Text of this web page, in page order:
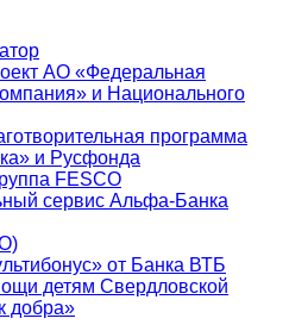
АО «Федеральная
и Национального
программа
и Русфонда
FESCO
сервис Альфа-Банка
от Банка ВТБ
детям Свердловской
добра»